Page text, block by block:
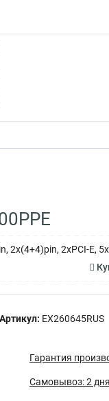
2x(4+4)pin, 2xPCI-E,
Артикул: EX260645RUS
Гарантия
Самовывоз: 2 дня